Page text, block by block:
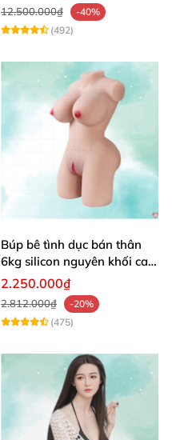
12.500.000₫
-40%
(492)
Búp bê tình dục bán thân
6kg silicon nguyên khối cao
cấp giá rẻ
2.250.000₫
2.812.000₫
-20%
(475)